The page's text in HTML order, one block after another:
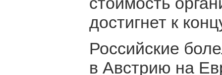
достигнет к
Российские
в Австрию на